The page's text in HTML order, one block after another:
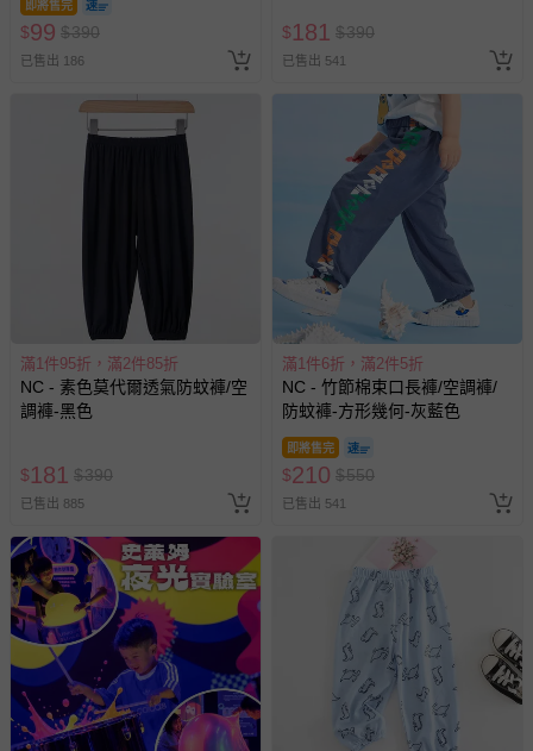
即將售完
$99 $390
已售出 186
$181 $390
已售出 541
滿1件95折，滿2件85折
NC - 素色莫代爾透氣防蚊褲/空
調褲-黑色
$181 $390
已售出 885
滿1件6折，滿2件5折
NC - 竹節棉束口長褲/空調褲/
防蚊褲-方形幾何-灰藍色
即將售完
$210 $550
已售出 541